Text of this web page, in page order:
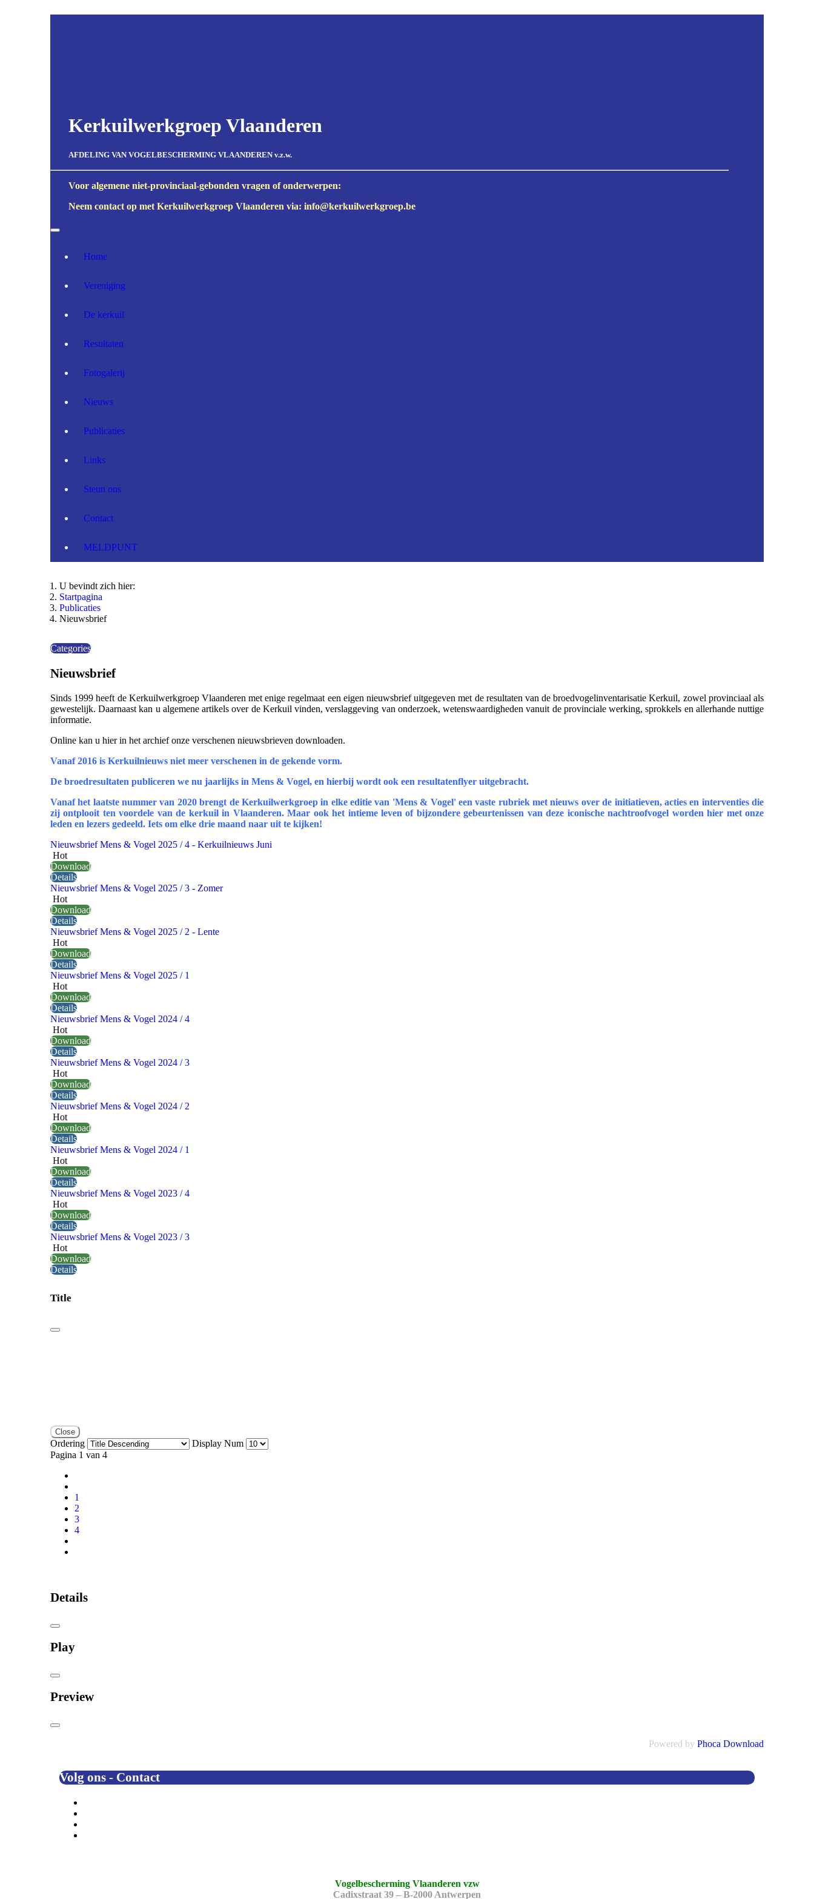
Kerkuilwerkgroep Vlaanderen
AFDELING VAN VOGELBESCHERMING VLAANDEREN v.z.w.
Voor algemene niet-provinciaal-gebonden vragen of onderwerpen:
Neem contact op met Kerkuilwerkgroep Vlaanderen via: info@kerkuilwerkgroep.be
Home
Vereniging
De kerkuil
Resultaten
Fotogalerij
Nieuws
Publicaties
Links
Steun ons
Contact
MELDPUNT
U bevindt zich hier:
Startpagina
Publicaties
Nieuwsbrief
Categories
Nieuwsbrief
Sinds 1999 heeft de Kerkuilwerkgroep Vlaanderen met enige regelmaat een eigen nieuwsbrief uitgegeven met de resultaten van de broedvogelinventarisatie Kerkuil, zowel provinciaal als
gewestelijk. Daarnaast kan u algemene artikels over de Kerkuil vinden, verslaggeving van onderzoek, wetenswaardigheden vanuit de provinciale werking, sprokkels en allerhande nuttige
informatie.
Online kan u hier in het archief onze verschenen nieuwsbrieven downloaden.
Vanaf 2016 is Kerkuilnieuws niet meer verschenen in de gekende vorm.
De broedresultaten publiceren we nu jaarlijks in Mens & Vogel, en hierbij wordt ook een resultatenflyer uitgebracht.
Vanaf het laatste nummer van 2020 brengt de Kerkuilwerkgroep in elke editie van 'Mens & Vogel' een vaste rubriek met nieuws over de initiatieven, acties en interventies die
zij ontplooit ten voordele van de kerkuil in Vlaanderen. Maar ook het intieme leven of bijzondere gebeurtenissen van deze iconische nachtroofvogel worden hier met onze
leden en lezers gedeeld. Iets om elke drie maand naar uit te kijken!
Nieuwsbrief Mens & Vogel 2025 / 4 - Kerkuilnieuws Juni
Hot
Download
Details
Nieuwsbrief Mens & Vogel 2025 / 3 - Zomer
Hot
Download
Details
Nieuwsbrief Mens & Vogel 2025 / 2 - Lente
Hot
Download
Details
Nieuwsbrief Mens & Vogel 2025 / 1
Hot
Download
Details
Nieuwsbrief Mens & Vogel 2024 / 4
Hot
Download
Details
Nieuwsbrief Mens & Vogel 2024 / 3
Hot
Download
Details
Nieuwsbrief Mens & Vogel 2024 / 2
Hot
Download
Details
Nieuwsbrief Mens & Vogel 2024 / 1
Hot
Download
Details
Nieuwsbrief Mens & Vogel 2023 / 4
Hot
Download
Details
Nieuwsbrief Mens & Vogel 2023 / 3
Hot
Download
Details
Title
Close
Ordering
Display Num
Pagina 1 van 4
1
2
3
4
Details
Play
Preview
Powered by Phoca Download
Volg ons - Contact
Vogelbescherming Vlaanderen vzw
Cadixstraat 39 – B-2000 Antwerpen